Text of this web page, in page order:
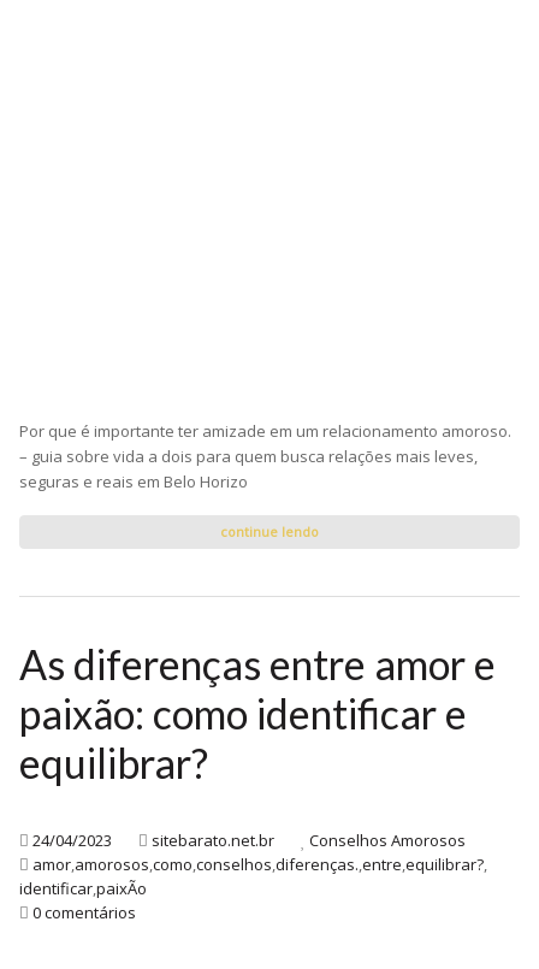
Por que é importante ter amizade em um relacionamento amoroso.
– guia sobre vida a dois para quem busca relações mais leves,
seguras e reais em Belo Horizo
continue lendo
As diferenças entre amor e
paixão: como identificar e
equilibrar?
24/04/2023 sitebarato.net.br
Conselhos Amorosos
amor,amorosos,como,conselhos,diferenças.,entre,equilibrar?,
identificar,paixÃo
0 comentários